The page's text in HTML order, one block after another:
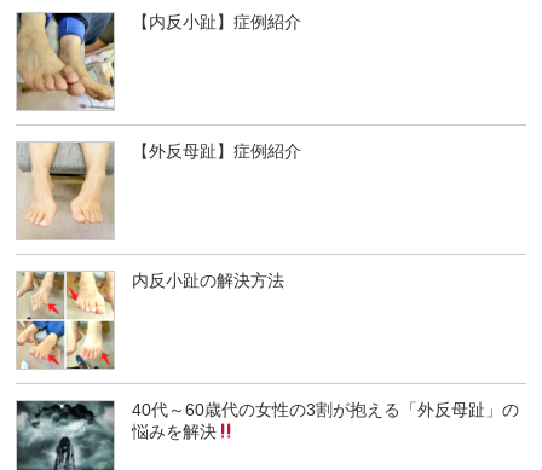
【内反小趾】症例紹介
【外反母趾】症例紹介
内反小趾の解決方法
40代～60歳代の女性の3割が抱える「外反母趾」の
悩みを解決